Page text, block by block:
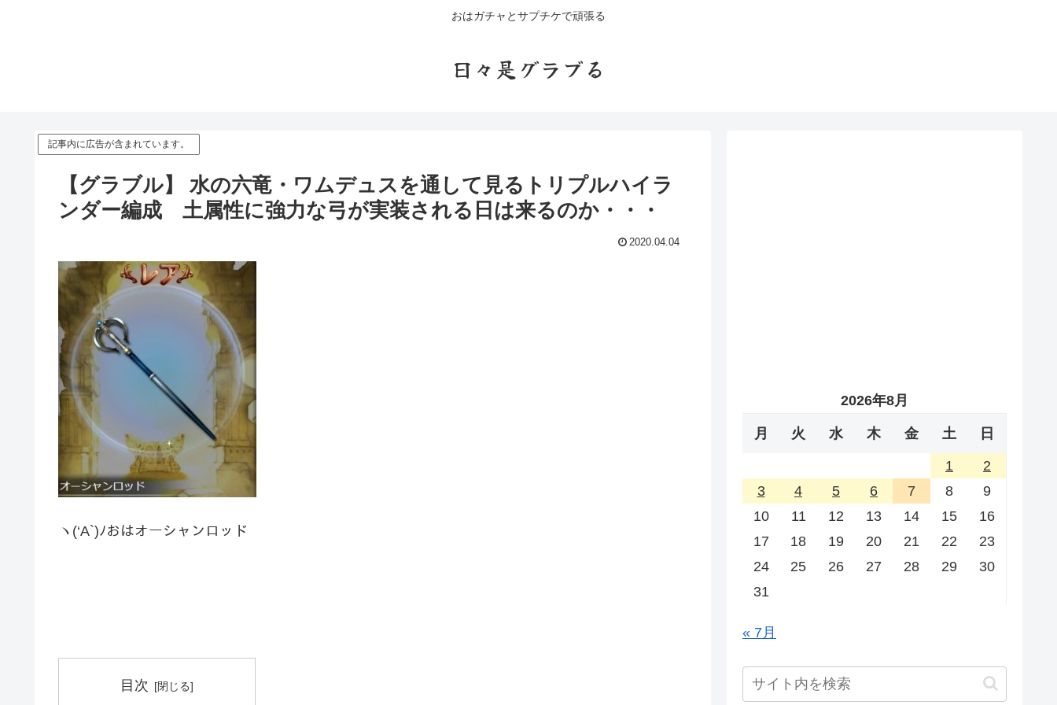
おはガチャとサプチケで頑張る
日々是グラブる
記事内に広告が含まれています。
【グラブル】 水の六竜・ワムデュスを通して見るトリプルハイラ
ンダー編成 土属性に強力な弓が実装される日は来るのか・・・
2020.04.04
ヽ(‘A`)ﾉおはオーシャンロッド
目次
2026年8月
月 火 水 木 金 土 日
1
2
3
4 5 6 7 8
9
10
11 12 13 14 15
16
17
18 19 20 21 22
23
24
25 26 27 28 29
30
31
« 7月